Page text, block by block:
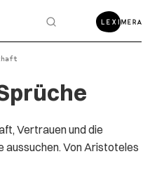
Vertrauen und die
aussuchen. Von Aristoteles